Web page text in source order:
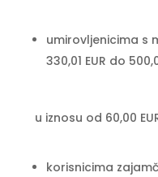
umirovljenicima s
330,01 EUR do
u iznosu od 60,00
korisnicima